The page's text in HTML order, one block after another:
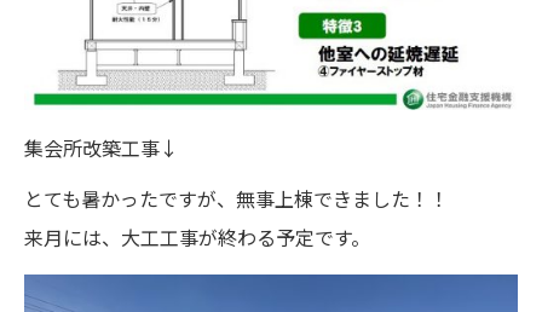
集会所改築工事↓
とても暑かったですが、無事上棟できました！！
来月には、大工工事が終わる予定です。